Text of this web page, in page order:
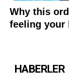
HABERLER